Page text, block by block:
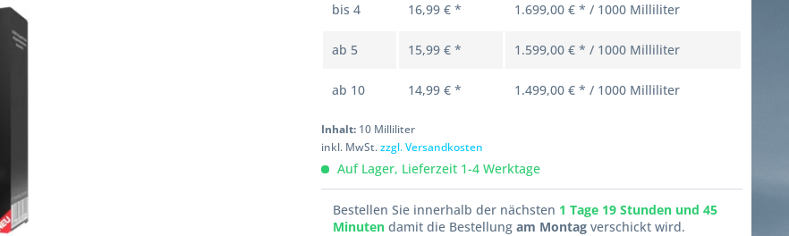
bis 4 16,99 € * 1.699,00 € * / 1000 Milliliter
ab 5 15,99 € * 1.599,00 € * / 1000 Milliliter
ab 10 14,99 € * 1.499,00 € * / 1000 Milliliter
Inhalt: 10 Milliliter
inkl. MwSt.zzgl. Versandkosten
Auf Lager, Lieferzeit 1-4 Werktage
Bestellen Sie innerhalb der nächsten 1 Tage 19 Stunden und 45
Minuten damit die Bestellung am Montagverschickt wird.